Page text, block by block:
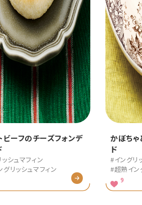
かぼちゃとクリームチーズのサン
ド
#イングリッシュマフィン
#超熟イングリッシュマフィン